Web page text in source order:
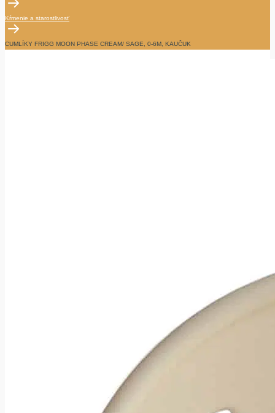
Kŕmenie a starostlivosť
CUMLÍKY FRIGG MOON PHASE CREAM/ SAGE, 0-6M, KAUČUK